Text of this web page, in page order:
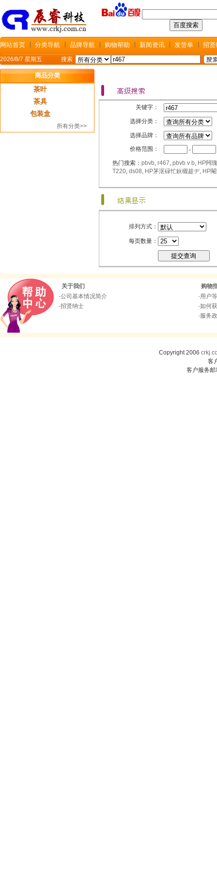
网站首页 分类导航 品牌导航 购物帮助 新闻资讯 发货单 招贤
2026/8/7 星期五 搜索
商品分类
茶叶
茶具
包装盒
所有分类>>
关键字：
选择分类：
选择品牌：
价格范围：
-
热门搜索： pbvb, r467, pbvb v b, HP闁
T220, ds08, HP茅沤碌忙鈥櫬趁ヂ, HP
排列方式：
每页数量：
关于我们
·公司基本情况简介
·招贤纳士
购物
·用户
·如何
·服务
Copyright 2006
客
客户服务邮